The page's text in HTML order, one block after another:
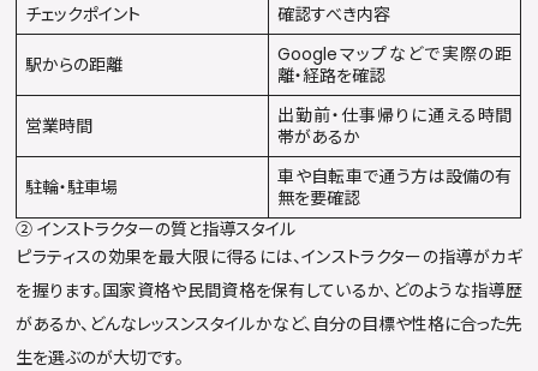
チェックポイント
確認すべき内容
駅からの距離
Googleマップなどで実際の距
離・経路を確認
営業時間
出勤前・仕事帰りに通える時間
帯があるか
駐輪・駐車場
車や自転車で通う方は設備の有
無を要確認
② インストラクターの質と指導スタイル
ピラティスの効果を最大限に得るには、インストラクターの指導がカギ
を握ります。国家資格や民間資格を保有しているか、どのような指導歴
があるか、どんなレッスンスタイルかなど、自分の目標や性格に合った先
生を選ぶのが大切です。